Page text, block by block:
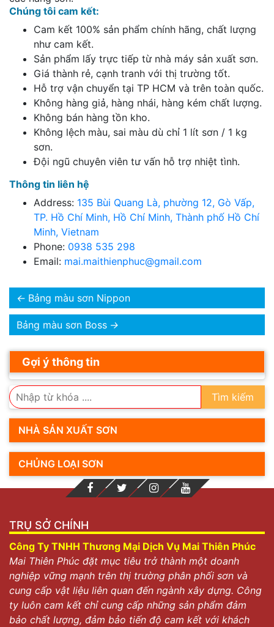
Chúng tôi cam kết:
Cam kết 100% sản phẩm chính hãng, chất lượng
như cam kết.
Sản phẩm lấy trực tiếp từ nhà máy sản xuất sơn.
Giá thành rẻ, cạnh tranh với thị trường tốt.
Hỗ trợ vận chuyển tại TP HCM và trên toàn quốc.
Không hàng giả, hàng nhái, hàng kém chất lượng.
Không bán hàng tồn kho.
Không lệch màu, sai màu dù chỉ 1 lít sơn / 1 kg
sơn.
Đội ngũ chuyên viên tư vấn hỗ trợ nhiệt tình.
Thông tin liên hệ
Address: 135 Bùi Quang Là, phường 12, Gò Vấp,
TP. Hồ Chí Minh, Hồ Chí Minh, Thành phố Hồ Chí
Minh, Vietnam
Phone: 0938 535 298
Email: mai.maithienphuc@gmail.com
← Bảng màu sơn Nippon
Bảng màu sơn Boss →
Gợi ý thông tin
Tìm kiếm
NHÀ SẢN XUẤT SƠN
CHỦNG LOẠI SƠN
TRỤ SỞ CHÍNH
Công Ty TNHH Thương Mại Dịch Vụ Mai Thiên Phúc
Mai Thiên Phúc đặt mục tiêu trở thành một doanh
nghiệp vững mạnh trên thị trường phân phối sơn và
cung cấp vật liệu liên quan đến ngành xây dựng. Công
ty luôn cam kết chỉ cung cấp những sản phẩm đảm
bảo chất lượng, đảm bảo tiến độ cam kết với khách